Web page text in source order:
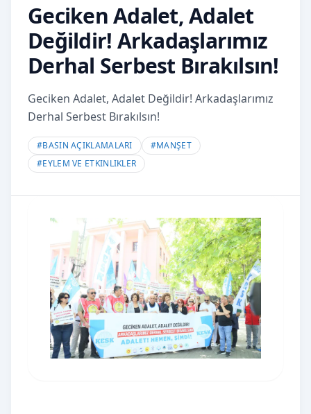
Geciken Adalet, Adalet
Değildir! Arkadaşlarımız
Derhal Serbest Bırakılsın!
Geciken Adalet, Adalet Değildir! Arkadaşlarımız
Derhal Serbest Bırakılsın!
#BASIN AÇIKLAMALARI #MANŞET
#EYLEM VE ETKINLIKLER